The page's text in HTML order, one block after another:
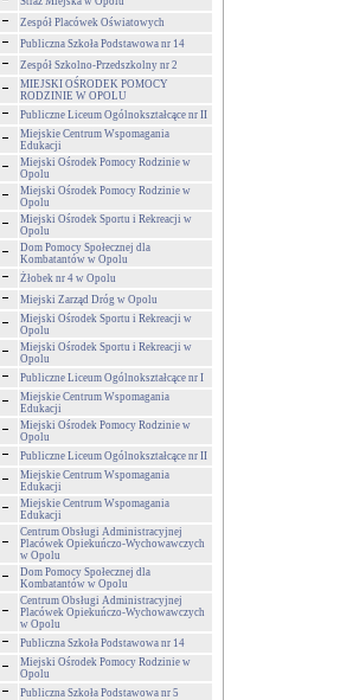
Zespół Placówek Oświatowych
Publiczna Szkoła Podstawowa nr 14
Zespół Szkolno-Przedszkolny nr 2
MIEJSKI OŚRODEK POMOCY
RODZINIE W OPOLU
Publiczne Liceum Ogólnokształcące nr II
Miejskie Centrum Wspomagania
Edukacji
Miejski Ośrodek Pomocy Rodzinie w
Opolu
Miejski Ośrodek Pomocy Rodzinie w
Opolu
Miejski Ośrodek Sportu i Rekreacji w
Opolu
Dom Pomocy Społecznej dla
Kombatantów w Opolu
Żłobek nr 4 w Opolu
Miejski Zarząd Dróg w Opolu
Miejski Ośrodek Sportu i Rekreacji w
Opolu
Miejski Ośrodek Sportu i Rekreacji w
Opolu
Publiczne Liceum Ogólnokształcące nr I
Miejskie Centrum Wspomagania
Edukacji
Miejski Ośrodek Pomocy Rodzinie w
Opolu
Publiczne Liceum Ogólnokształcące nr II
Miejskie Centrum Wspomagania
Edukacji
Miejskie Centrum Wspomagania
Edukacji
Centrum Obsługi Administracyjnej
Placówek Opiekuńczo-Wychowawczych
w Opolu
Dom Pomocy Społecznej dla
Kombatantów w Opolu
Centrum Obsługi Administracyjnej
Placówek Opiekuńczo-Wychowawczych
w Opolu
Publiczna Szkoła Podstawowa nr 14
Miejski Ośrodek Pomocy Rodzinie w
Opolu
Publiczna Szkoła Podstawowa nr 5